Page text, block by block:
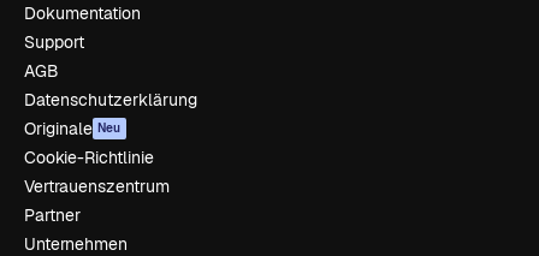
Dokumentation
Support
AGB
Datenschutzerklärung
Originale Neu
Cookie-Richtlinie
Vertrauenszentrum
Partner
Unternehmen